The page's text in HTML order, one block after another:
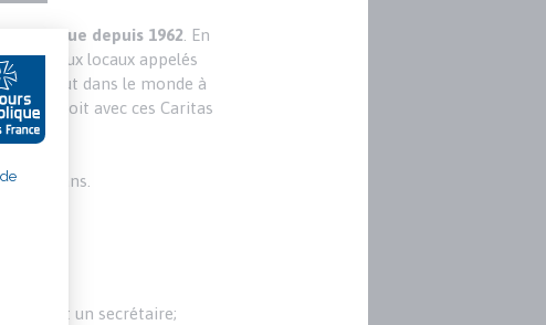
publique depuis 1962 . En
bureaux locaux appelés
partout dans le monde à
lien étroit avec ces Caritas
trois ans.
et un secrétaire;